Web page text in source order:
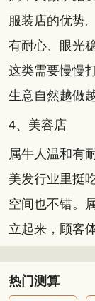
服装店的优势
有耐心、眼光
这类需要慢慢
生意自然越做
4、美容店
属牛人温和有
美发行业里挺
空间也不错。
立起来，顾客
热门测算